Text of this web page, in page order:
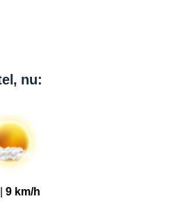
nu:
9 km/h